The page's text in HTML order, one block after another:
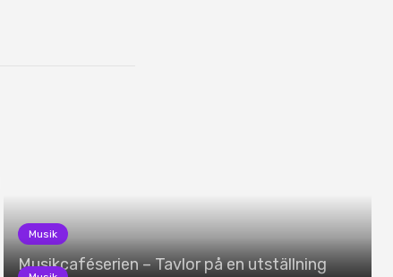
Musik
Musikcaféserien – Tavlor på en utställning